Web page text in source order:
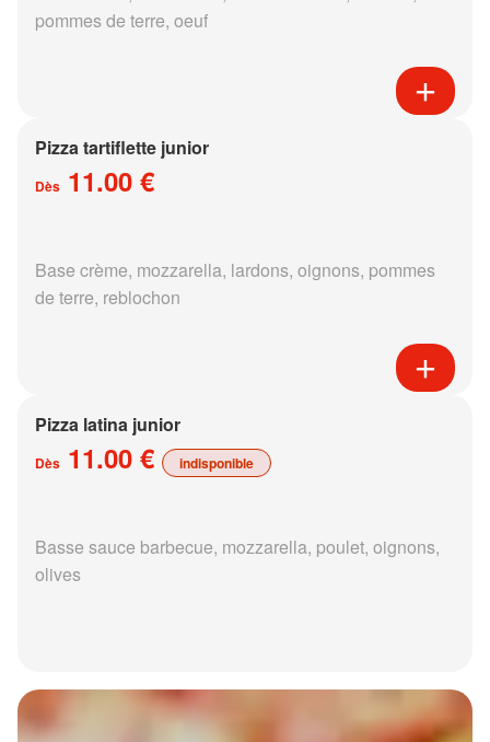
pommes de terre, oeuf
Pizza tartiflette junior
Dès 11.00 €
Base crème, mozzarella, lardons, oignons, pommes
de terre, reblochon
Pizza latina junior
Dès 11.00 € indisponible
Basse sauce barbecue, mozzarella, poulet, oignons,
olives